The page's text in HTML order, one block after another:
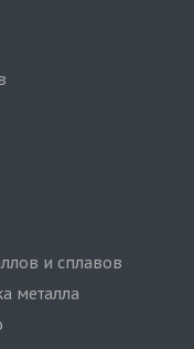
и сплавов
металла